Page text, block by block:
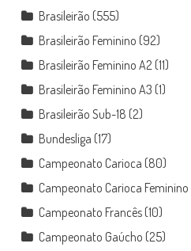
Brasileirão (555)
Brasileirão Feminino (92)
Brasileirão Feminino A2 (11)
Brasileirão Feminino A3 (1)
Brasileirão Sub-18 (2)
Bundesliga (17)
Campeonato Carioca (80)
Campeonato Carioca Feminino
Campeonato Francês(10)
Campeonato Gaúcho (25)